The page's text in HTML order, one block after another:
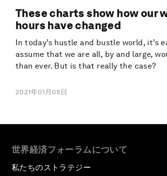
These charts show how our
hours have changed
In today’s hustle and bustle world, it’s
assume that we are all, by and large,
than ever. But is that really the case?
2021年01月05日
世界経済フォーラムについて
私たちのストラテジー